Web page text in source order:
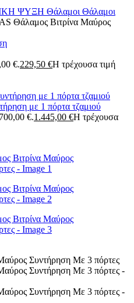
ΨΥΞΗ Θάλαμοι Θάλαμοι
Θάλαμος Βιτρίνα Μαύρος
€.229,50 €Η τρέχουσα τιμή
με 1 πόρτα τζαμιού
€.1.445,00 €Η τρέχουσα